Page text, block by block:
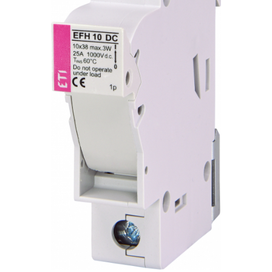
Incarcatoare acumulatori
Panouri fotovoltaice si accesorii
Panouri fotovoltaice
Sisteme prindere panouri
fotovoltaice
Invertoare Hibrid
Invertoare On-grid
Invertoare Off-grid
Sisteme de stocare energie